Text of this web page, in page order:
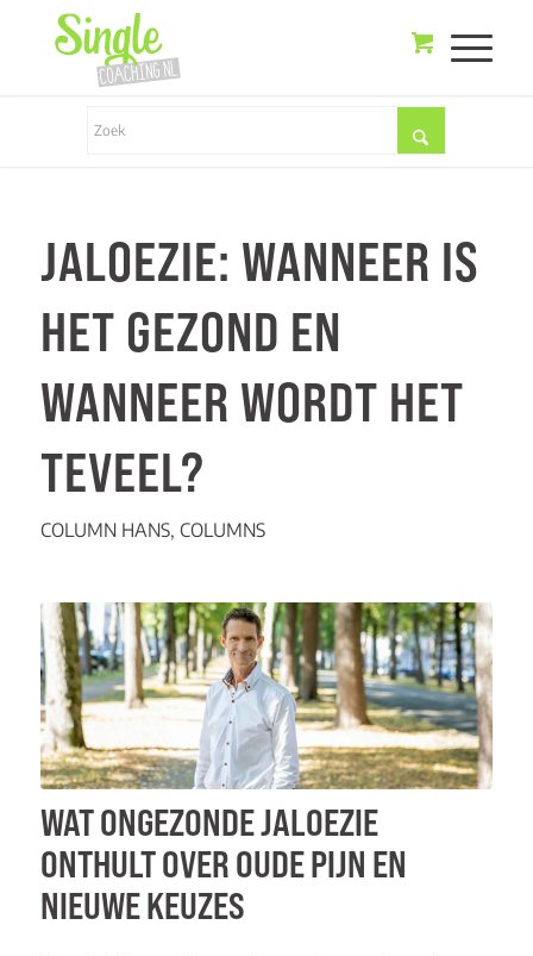
JALOEZIE: WANNEER IS
HET GEZOND EN
WANNEER WORDT HET
TEVEEL?
COLUMN HANS, COLUMNS
WAT ONGEZONDE JALOEZIE
ONTHULT OVER OUDE PIJN EN
NIEUWE KEUZES